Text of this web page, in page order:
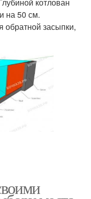
котлован
на 50 см.
обратной засыпки,